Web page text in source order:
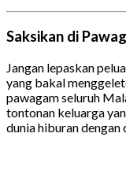
Saksikan di
Jangan lepaskan
yang bakal
pawagam seluruh
tontonan keluarga
dunia hiburan dengan